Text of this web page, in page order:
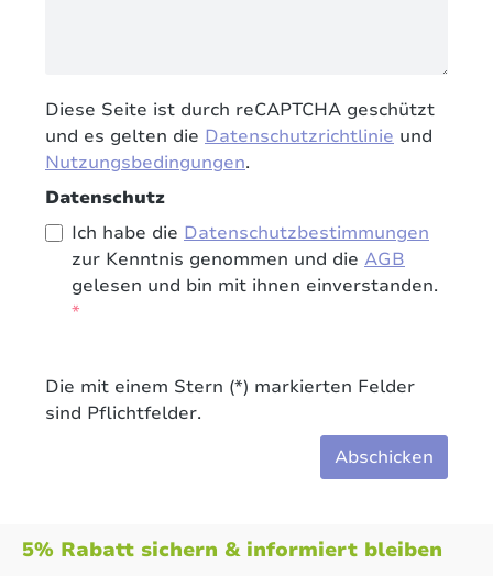
Diese Seite ist durch reCAPTCHA geschützt
und es gelten die Datenschutzrichtlinie und
Nutzungsbedingungen.
Datenschutz
Ich habe die Datenschutzbestimmungen
zur Kenntnis genommen und die AGB
gelesen und bin mit ihnen einverstanden.
*
Die mit einem Stern (*) markierten Felder
sind Pflichtfelder.
Abschicken
5% Rabatt sichern & informiert bleiben